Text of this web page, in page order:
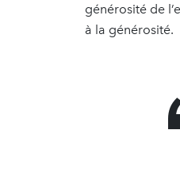
générosité de
à la générosité.